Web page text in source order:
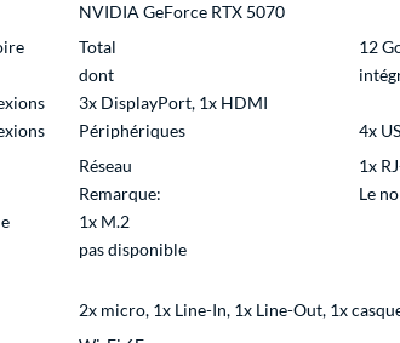
NVIDIA GeForce RTX 5070
Total
12
dont
3x DisplayPort, 1x HDMI
Périphériques
4x
Réseau
1x
Remarque:
Le
1x M.2
pas disponible
2x micro, 1x Line-In, 1x Line-Out, 1x